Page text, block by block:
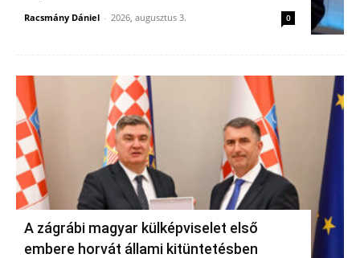
Racsmány Dániel - 2026, augusztus 3. 0
A zágrábi magyar külképviselet első
embere horvát állami kitüntetésben